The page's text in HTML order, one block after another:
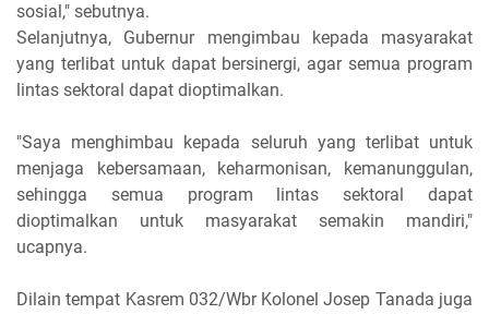
sosial," sebutnya.
Selanjutnya, Gubernur mengimbau kepada masyarakat
yang terlibat untuk dapat bersinergi, agar semua program
lintas sektoral dapat dioptimalkan.
"Saya menghimbau kepada seluruh yang terlibat untuk
menjaga kebersamaan, keharmonisan, kemanunggulan,
sehingga semua program lintas sektoral dapat
dioptimalkan untuk masyarakat semakin mandiri,"
ucapnya.
Dilain tempat Kasrem 032/Wbr Kolonel Josep Tanada juga